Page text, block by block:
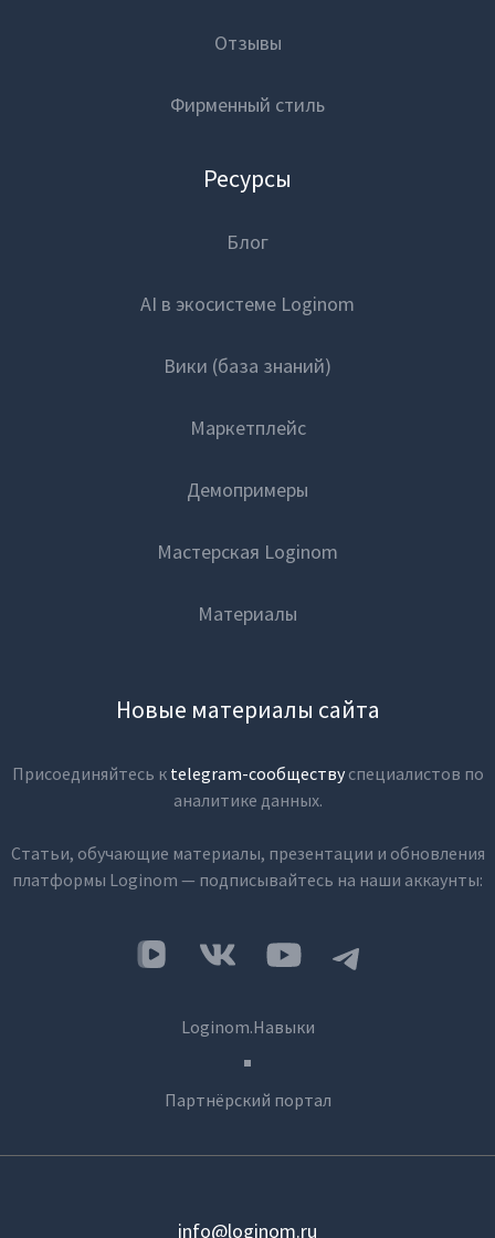
Отзывы
Фирменный стиль
Ресурсы
Блог
AI в экосистеме Loginom
Вики (база знаний)
Маркетплейс
Демопримеры
Мастерская Loginom
Материалы
Новые материалы сайта
Присоединяйтесь к telegram-сообществуспециалистов по
аналитике данных.
Статьи, обучающие материалы, презентации и обновления
платформы Loginom — подписывайтесь на наши аккаунты:
Loginom.Навыки
Партнёрский портал
info@loginom.ru